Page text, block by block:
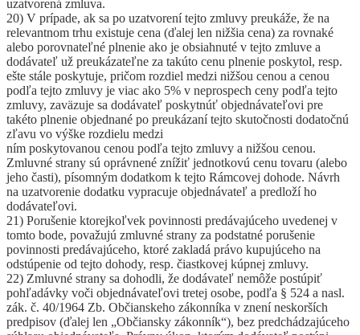
uzatvorená zmluva.
20) V prípade, ak sa po uzatvorení tejto zmluvy preukáže, že na
relevantnom trhu existuje cena (ďalej len nižšia cena) za rovnaké
alebo porovnateľné plnenie ako je obsiahnuté v tejto zmluve a
dodávateľ už preukázateľne za takúto cenu plnenie poskytol, resp.
ešte stále poskytuje, pričom rozdiel medzi nižšou cenou a cenou
podľa tejto zmluvy je viac ako 5% v neprospech ceny podľa tejto
zmluvy, zaväzuje sa dodávateľ poskytnúť objednávateľovi pre
takéto plnenie objednané po preukázaní tejto skutočnosti dodatočnú
zľavu vo výške rozdielu medzi
ním poskytovanou cenou podľa tejto zmluvy a nižšou cenou.
Zmluvné strany sú oprávnené znížiť jednotkovú cenu tovaru (alebo
jeho časti), písomným dodatkom k tejto Rámcovej dohode. Návrh
na uzatvorenie dodatku vypracuje objednávateľ a predloží ho
dodávateľovi.
21) Porušenie ktorejkoľvek povinnosti predávajúceho uvedenej v
tomto bode, považujú zmluvné strany za podstatné porušenie
povinnosti predávajúceho, ktoré zakladá právo kupujúceho na
odstúpenie od tejto dohody, resp. čiastkovej kúpnej zmluvy.
22) Zmluvné strany sa dohodli, že dodávateľ nemôže postúpiť
pohľadávky voči objednávateľovi tretej osobe, podľa § 524 a nasl.
zák. č. 40/1964 Zb. Občianskeho zákonníka v znení neskorších
predpisov (ďalej len „Občiansky zákonník“), bez predchádzajúceho